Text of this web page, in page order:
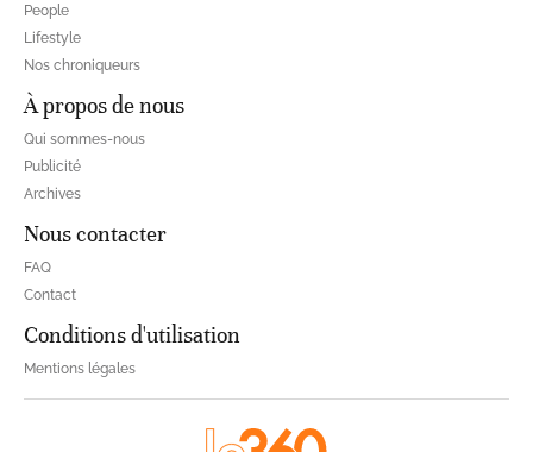
People
Lifestyle
Nos chroniqueurs
À propos de nous
Qui sommes-nous
Publicité
Archives
Nous contacter
FAQ
Contact
Conditions d'utilisation
Mentions légales